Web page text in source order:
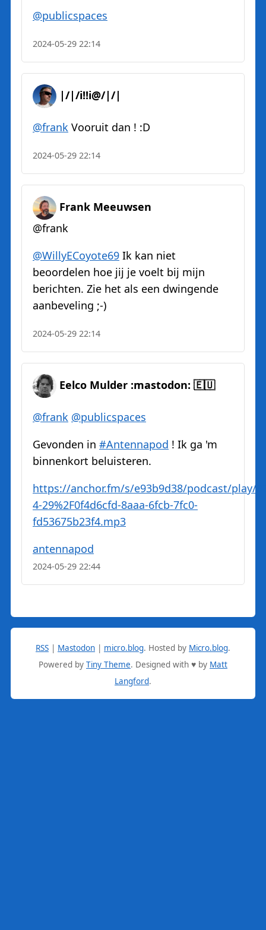
@publicspaces
2024-05-29 22:14
|/|/i!!i@/|/|
@frank Vooruit dan ! :D
2024-05-29 22:14
Frank Meeuwsen
@frank
@WillyECoyote69 Ik kan niet
beoordelen hoe jij je voelt bij mijn
berichten. Zie het als een dwingende
aanbeveling ;-)
2024-05-29 22:14
Eelco Mulder :mastodon: 🇪🇺
@frank @publicspaces
Gevonden in #Antennapod ! Ik ga 'm
binnenkort beluisteren.
https://anchor.fm/s/e93b9d38/podcast/play/
4-29%2F0f4d6cfd-8aaa-6fcb-7fc0-
fd53675b23f4.mp3
antennapod
2024-05-29 22:44
RSS | Mastodon | micro.blog. Hosted by Micro.blog.
Powered by Tiny Theme. Designed with ♥ by Matt
Langford.